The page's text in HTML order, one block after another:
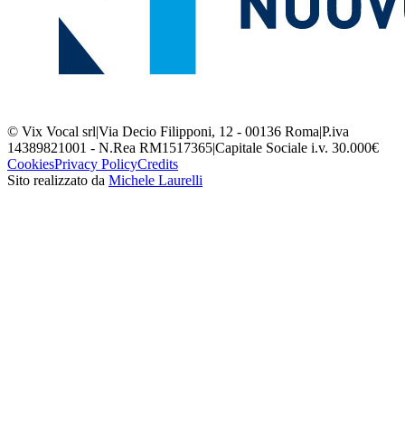
© Vix Vocal srl|Via Decio Filipponi, 12 - 00136 Roma|P.iva
14389821001 - N.Rea RM1517365|Capitale Sociale i.v. 30.000€
CookiesPrivacy PolicyCredits
Sito realizzato da Michele Laurelli